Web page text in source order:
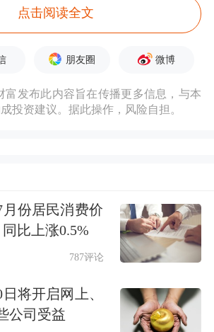
金融资产结构、提升金融
求表示，过去金融功能较
统融资服务为主。而近年
融资产规模的扩大，推动
求的精准度，尤其是高科
化金融工具的需求，避免
沫化创新。
“市场和金融稳定的核心
，缺乏稳定预期将导致市
点击阅读全文
朋友圈 微博
富发布此内容旨在传播更多信息，与本
投资建议。据此操作，风险自担。
份居民消费价
比上涨0.5%
787评论
将开启网上、
公司受益